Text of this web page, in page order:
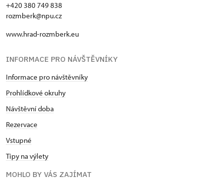
+420 380 749 838
rozmberk@npu.cz
www.hrad-rozmberk.eu
INFORMACE PRO NÁVŠTĚVNÍKY
Informace pro návštěvníky
Prohlídkové okruhy
Návštěvní doba
Rezervace
Vstupné
Tipy na výlety
MOHLO BY VÁS ZAJÍMAT